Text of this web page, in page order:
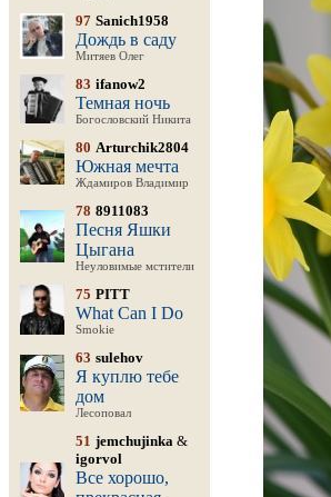
97 Sanich1958
Дождь в саду
Митяев Олег
83 ifanow2
Темная ночь
Богословский Никита
80 Arturchik2804
Южная мечта
Ждамиров Владимир
78 8911083
Песня Яшки
Цыгана
Неуловимые мстители
75 PITT
What Can I Do
Smokie
63 sulehov
Я куплю тебе
дом
Лесоповал
51 jemchujinka &
igorvol
Все хорошо,